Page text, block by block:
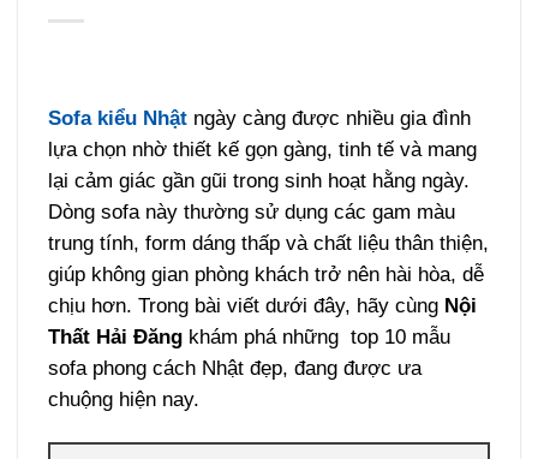
Sofa kiểu Nhật ngày càng được nhiều gia đình
lựa chọn nhờ thiết kế gọn gàng, tinh tế và mang
lại cảm giác gần gũi trong sinh hoạt hằng ngày.
Dòng sofa này thường sử dụng các gam màu
trung tính, form dáng thấp và chất liệu thân thiện,
giúp không gian phòng khách trở nên hài hòa, dễ
chịu hơn. Trong bài viết dưới đây, hãy cùng Nội
Thất Hải Đăng khám phá những top 10 mẫu
sofa phong cách Nhật đẹp, đang được ưa
chuộng hiện nay.